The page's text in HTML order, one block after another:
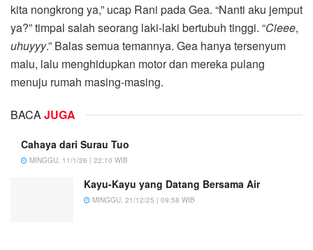
kita nongkrong ya,” ucap Rani pada Gea. “Nanti aku jemput
ya?” timpal salah seorang laki-laki bertubuh tinggi. “Cieee,
uhuyyy.” Balas semua temannya. Gea hanya tersenyum
malu, lalu menghidupkan motor dan mereka pulang
menuju rumah masing-masing.
BACAJUGA
Cahaya dari Surau Tuo
MINGGU, 11/1/26 | 22:10 WIB
Kayu-Kayu yang Datang Bersama Air
MINGGU, 21/12/25 | 09:58 WIB